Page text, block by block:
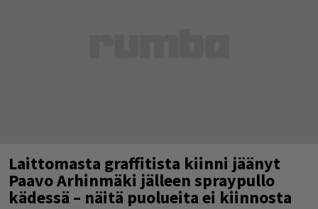
Laittomasta graffitista kiinni jäänyt
Paavo Arhinmäki jälleen spraypullo
kädessä – näitä puolueita ei kiinnosta